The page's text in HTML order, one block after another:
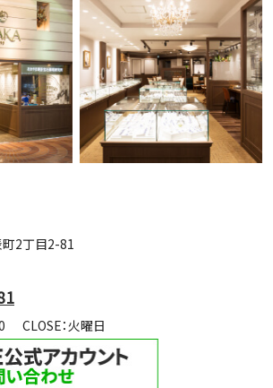
2丁目2-81
CLOSE：火曜日